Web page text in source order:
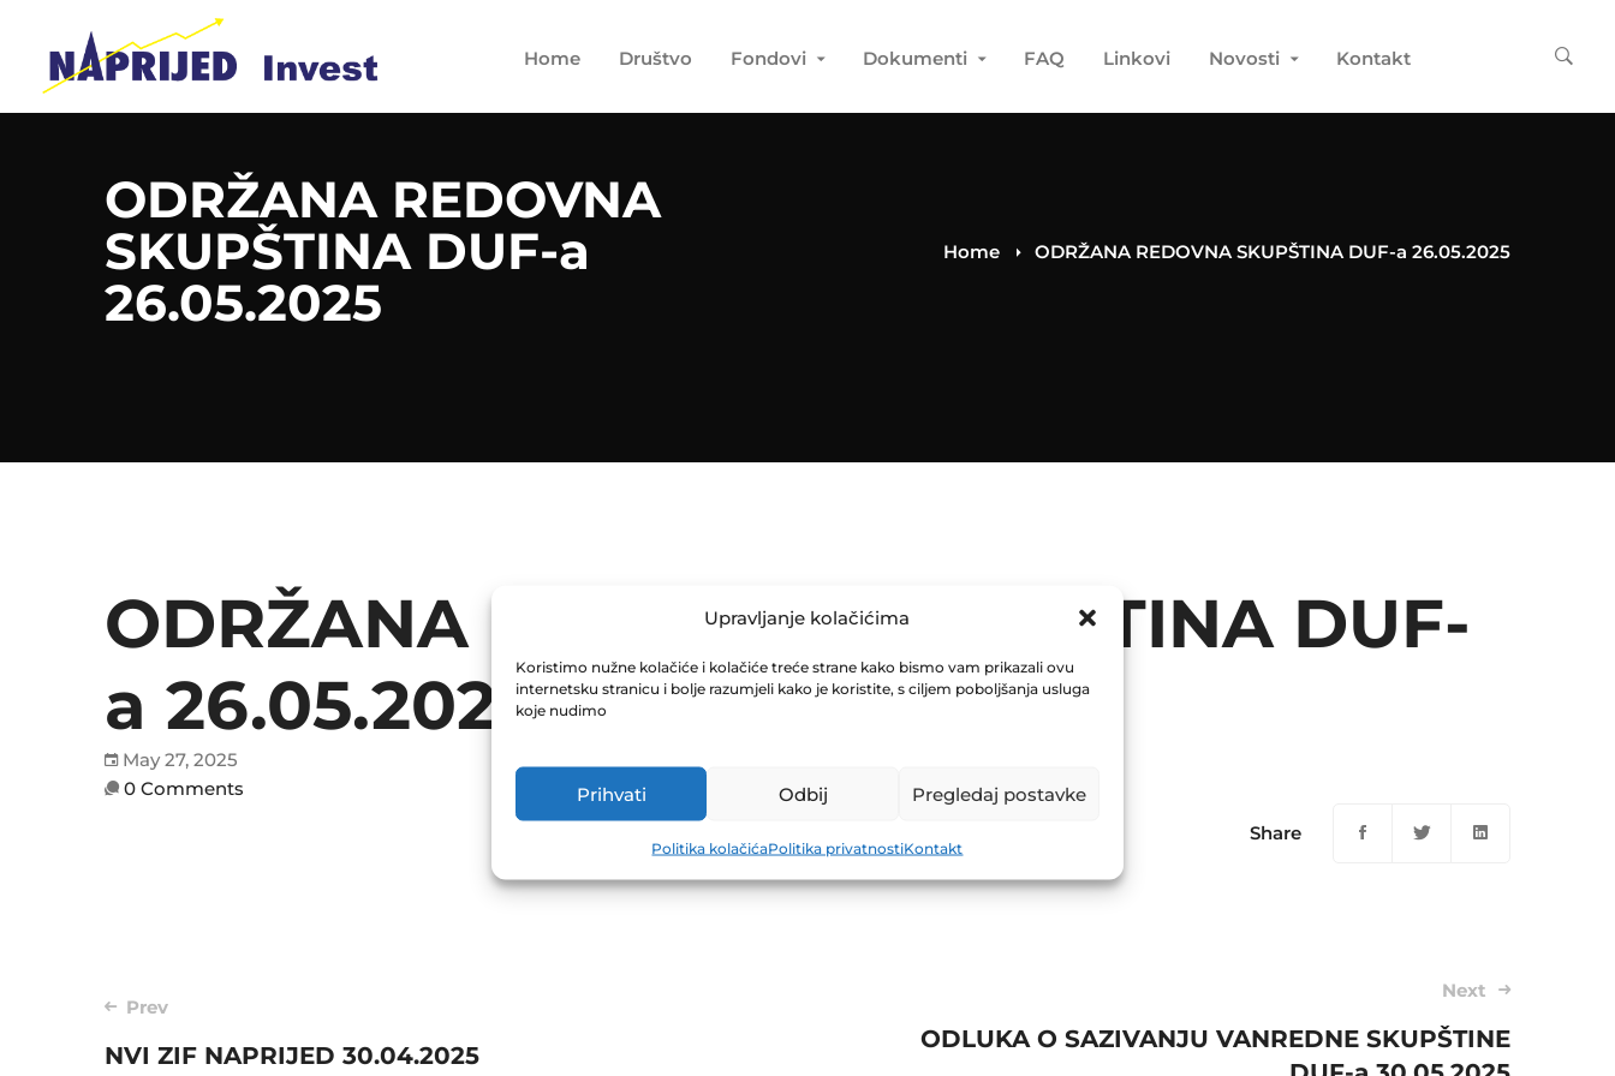
Upravljanje kolačićima
Koristimo nužne kolačiće i kolačiće treće strane kako bismo vam prikazali ovu
internetsku stranicu i bolje razumjeli kako je koristite, s ciljem poboljšanja usluga
koje nudimo
Prihvati Odbij Pregledaj postavke
Politika kolačićaPolitika privatnostiKontakt
Home Društvo Fondovi Dokumenti FAQ Linkovi Novosti Kontakt
ODRŽANA REDOVNA
SKUPŠTINA DUF-a
26.05.2025
Home ODRŽANA REDOVNA SKUPŠTINA DUF-a 26.05.2025
ODRŽANA REDOVNA SKUPŠTINA DUF-
a 26.05.2025
May 27, 2025
0 Comments
Share
Post
navigation
Prev
NVI ZIF NAPRIJED 30.04.2025
Next
ODLUKA O SAZIVANJU VANREDNE SKUPŠTINE